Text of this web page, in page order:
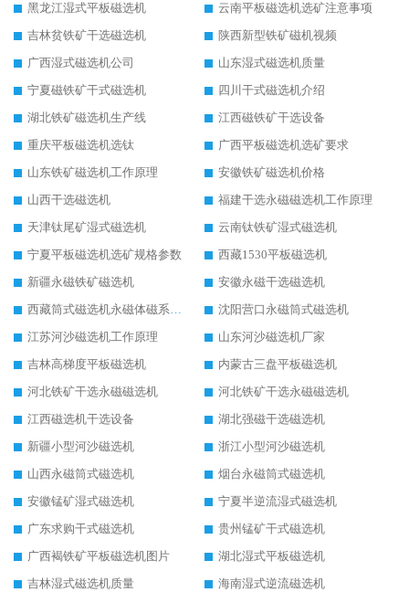
黑龙江湿式平板磁选机
云南平板磁选机选矿注意事项
吉林贫铁矿干选磁选机
陕西新型铁矿磁机视频
广西湿式磁选机公司
山东湿式磁选机质量
宁夏磁铁矿干式磁选机
四川干式磁选机介绍
湖北铁矿磁选机生产线
江西磁铁矿干选设备
重庆平板磁选机选钛
广西平板磁选机选矿要求
山东铁矿磁选机工作原理
安徽铁矿磁选机价格
山西干选磁选机
福建干选永磁磁选机工作原理
天津钛尾矿湿式磁选机
云南钛铁矿湿式磁选机
宁夏平板磁选机选矿规格参数
西藏1530平板磁选机
新疆永磁铁矿磁选机
安徽永磁干选磁选机
西藏筒式磁选机永磁体磁系设计
沈阳营口永磁筒式磁选机
江苏河沙磁选机工作原理
山东河沙磁选机厂家
吉林高梯度平板磁选机
内蒙古三盘平板磁选机
河北铁矿干选永磁磁选机
河北铁矿干选永磁磁选机
江西磁选机干选设备
湖北强磁干选磁选机
新疆小型河沙磁选机
浙江小型河沙磁选机
山西永磁筒式磁选机
烟台永磁筒式磁选机
安徽锰矿湿式磁选机
宁夏半逆流湿式磁选机
广东求购干式磁选机
贵州锰矿干式磁选机
广西褐铁矿平板磁选机图片
湖北湿式平板磁选机
吉林湿式磁选机质量
海南湿式逆流磁选机